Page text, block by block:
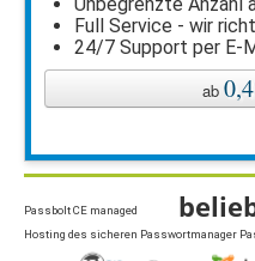
Passbolt CE managed
Hosting des sicheren Passwortmanager
Full Service - wir
24/7 Support per E-
ab